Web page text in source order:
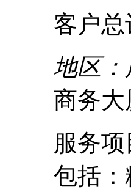
客户总
地区
商务大
服务
包括：